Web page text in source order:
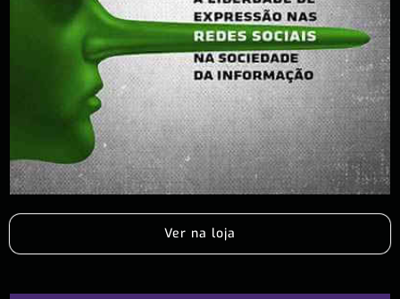
Ver na loja